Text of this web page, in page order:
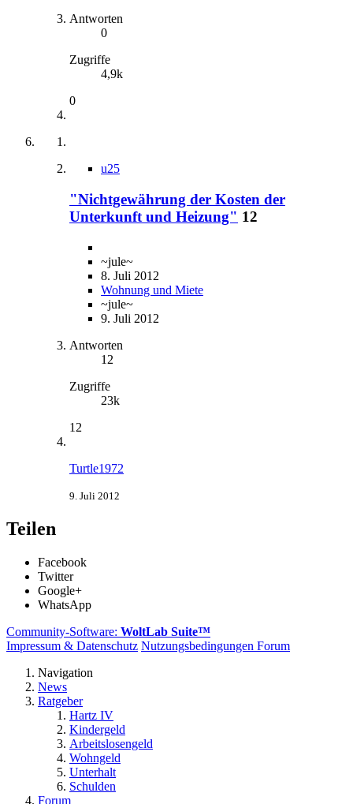
Antworten
0
Zugriffe
4,9k
0
u25
"Nichtgewährung der Kosten der
Unterkunft und Heizung" 12
~jule~
8. Juli 2012
Wohnung und Miete
~jule~
9. Juli 2012
Antworten
12
Zugriffe
23k
12
Turtle1972
9. Juli 2012
Teilen
Facebook
Twitter
Google+
WhatsApp
Community-Software: WoltLab Suite™
Impressum & Datenschutz Nutzungsbedingungen Forum
Navigation
News
Ratgeber
Hartz IV
Kindergeld
Arbeitslosengeld
Wohngeld
Unterhalt
Schulden
Forum